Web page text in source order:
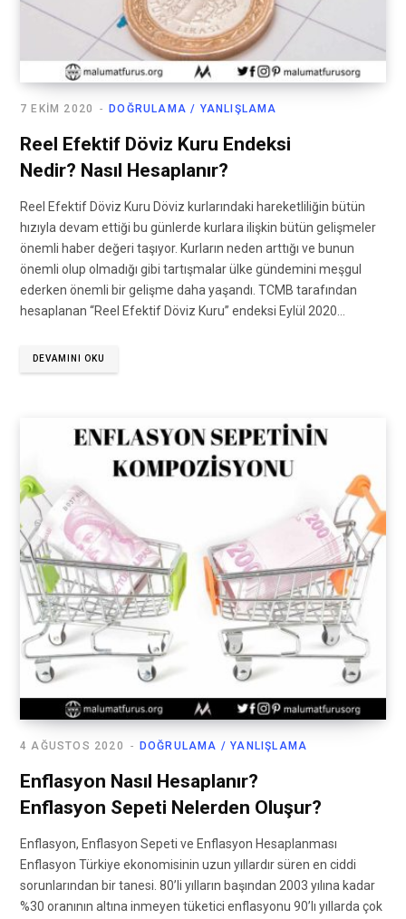
DOĞRULAMA / YANLIŞLAMA
7 EKIM 2020
Reel Efektif Döviz Kuru Endeksi
Nedir? Nasıl Hesaplanır?
Reel Efektif Döviz Kuru Döviz kurlarındaki hareketliliğin bütün
hızıyla devam ettiği bu günlerde kurlara ilişkin bütün gelişmeler
önemli haber değeri taşıyor. Kurların neden arttığı ve bunun
önemli olup olmadığı gibi tartışmalar ülke gündemini meşgul
ederken önemli bir gelişme daha yaşandı. TCMB tarafından
hesaplanan “Reel Efektif Döviz Kuru” endeksi Eylül 2020…
DEVAMINI OKU
DOĞRULAMA / YANLIŞLAMA
4 AĞUSTOS 2020
Enflasyon Nasıl Hesaplanır?
Enflasyon Sepeti Nelerden Oluşur?
Enflasyon, Enflasyon Sepeti ve Enflasyon Hesaplanması
Enflasyon Türkiye ekonomisinin uzun yıllardır süren en ciddi
sorunlarından bir tanesi. 80’li yılların başından 2003 yılına kadar
%30 oranının altına inmeyen tüketici enflasyonu 90’lı yıllarda çok